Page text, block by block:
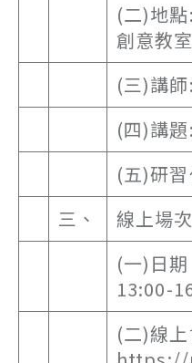
(二)地
創意教
(三)講
(四)講
(五)研
三、
線上場次
(一)日
13:00-
(二)線